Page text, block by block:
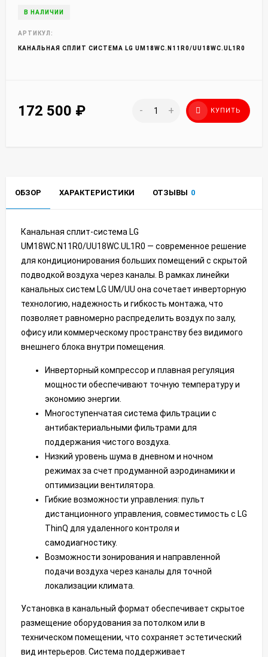
В НАЛИЧИИ
АРТИКУЛ:
КАНАЛЬНАЯ СПЛИТ СИСТЕМА LG UM18WC.N11R0/UU18WC.UL1R0
172 500 ₽ - + КУПИТЬ
ОБЗОР ХАРАКТЕРИСТИКИ ОТЗЫВЫ 0
Канальная сплит-система LG
UM18WC.N11R0/UU18WC.UL1R0 — современное решение
для кондиционирования больших помещений с скрытой
подводкой воздуха через каналы. В рамках линейки
канальных систем LG UM/UU она сочетает инверторную
технологию, надежность и гибкость монтажа, что
позволяет равномерно распределить воздух по залу,
офису или коммерческому пространству без видимого
внешнего блока внутри помещения.
Инверторный компрессор и плавная регуляция
мощности обеспечивают точную температуру и
экономию энергии.
Многоступенчатая система фильтрации с
антибактериальными фильтрами для
поддержания чистого воздуха.
Низкий уровень шума в дневном и ночном
режимах за счет продуманной аэродинамики и
оптимизации вентилятора.
Гибкие возможности управления: пульт
дистанционного управления, совместимость с LG
ThinQ для удаленного контроля и
самодиагностику.
Возможности зонирования и направленной
подачи воздуха через каналы для точной
локализации климата.
Установка в канальный формат обеспечивает скрытое
размещение оборудования за потолком или в
техническом помещении, что сохраняет эстетический
вид интерьеров. Система поддерживает